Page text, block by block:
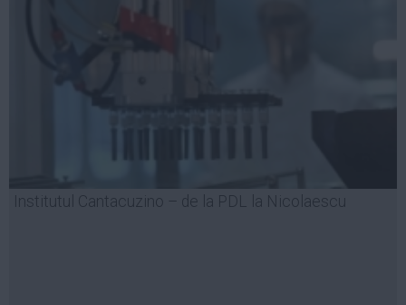
Institutul Cantacuzino – de la PDL la Nicolaescu